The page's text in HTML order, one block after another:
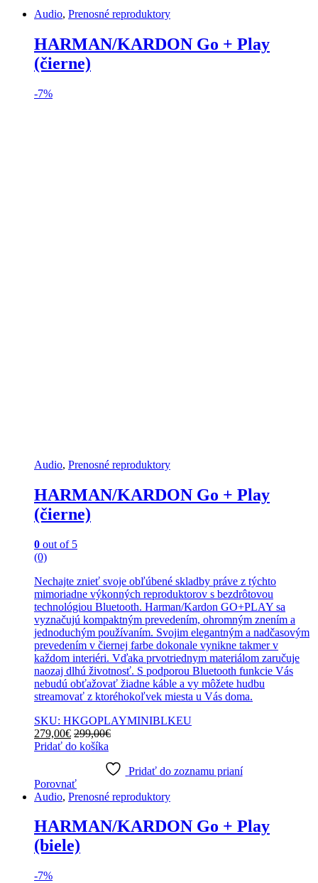
Audio, Prenosné reproduktory
HARMAN/KARDON Go + Play
(čierne)
-7%
Audio, Prenosné reproduktory
HARMAN/KARDON Go + Play
(čierne)
0 out of 5
(0)
Nechajte znieť svoje obľúbené skladby práve z týchto
mimoriadne výkonných reproduktorov s bezdrôtovou
technológiou Bluetooth. Harman/Kardon GO+PLAY sa
vyznačujú kompaktným prevedením, ohromným znením a
jednoduchým používaním. Svojim elegantným a nadčasovým
prevedením v čiernej farbe dokonale vynikne takmer v
každom interiéri. Vďaka prvotriednym materiálom zaručuje
naozaj dlhú životnosť. S podporou Bluetooth funkcie Vás
nebudú obťažovať žiadne káble a vy môžete hudbu
streamovať z ktoréhokoľvek miesta u Vás doma.
SKU: HKGOPLAYMINIBLKEU
279,00€ 299,00€
Pridať do košíka
Pridať do zoznamu prianí
Porovnať
Audio, Prenosné reproduktory
HARMAN/KARDON Go + Play
(biele)
-7%